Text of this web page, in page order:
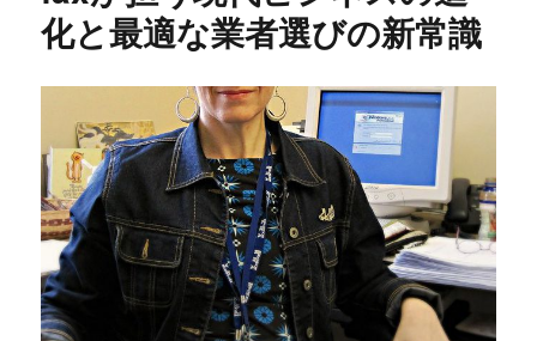
化と最適な業者選びの新常識